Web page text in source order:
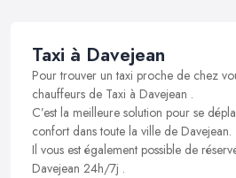
Taxi à Davejean
Pour trouver un taxi proche de chez
chauffeurs de Taxi à Davejean .
C’est la meilleure solution pour se
confort dans toute la ville de Davejean.
Il vous est également possible de
Davejean 24h/7j .